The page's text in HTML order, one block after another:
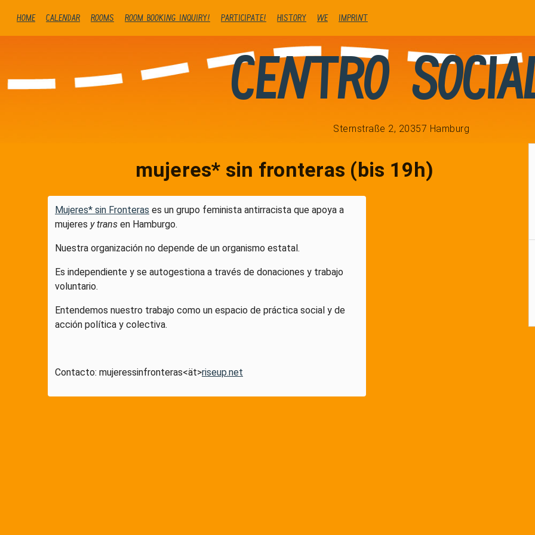
Home Calendar Rooms Room booking inquiry! Participate! history We Imprint
Centro
Sternstraße 2, 20357 Hamburg
mujeres* sin fronteras (bis 19h)
Mujeres* sin Fronteras es un grupo feminista antirracista que apoya a
mujeres y trans en Hamburgo.
Nuestra organización no depende de un organismo estatal.
Es independiente y se autogestiona a través de donaciones y trabajo
voluntario.
Entendemos nuestro trabajo como un espacio de práctica social y de
acción política y colectiva.
Contacto: mujeressinfronteras<ät>riseup.net